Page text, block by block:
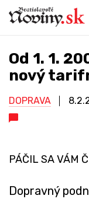
Od 1. 1.
nový
DOPRAVA
PÁČIL SA VÁM
Dopravný